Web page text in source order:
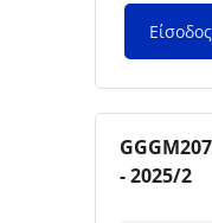
Εικόνα
Όνομα
- 2025/2